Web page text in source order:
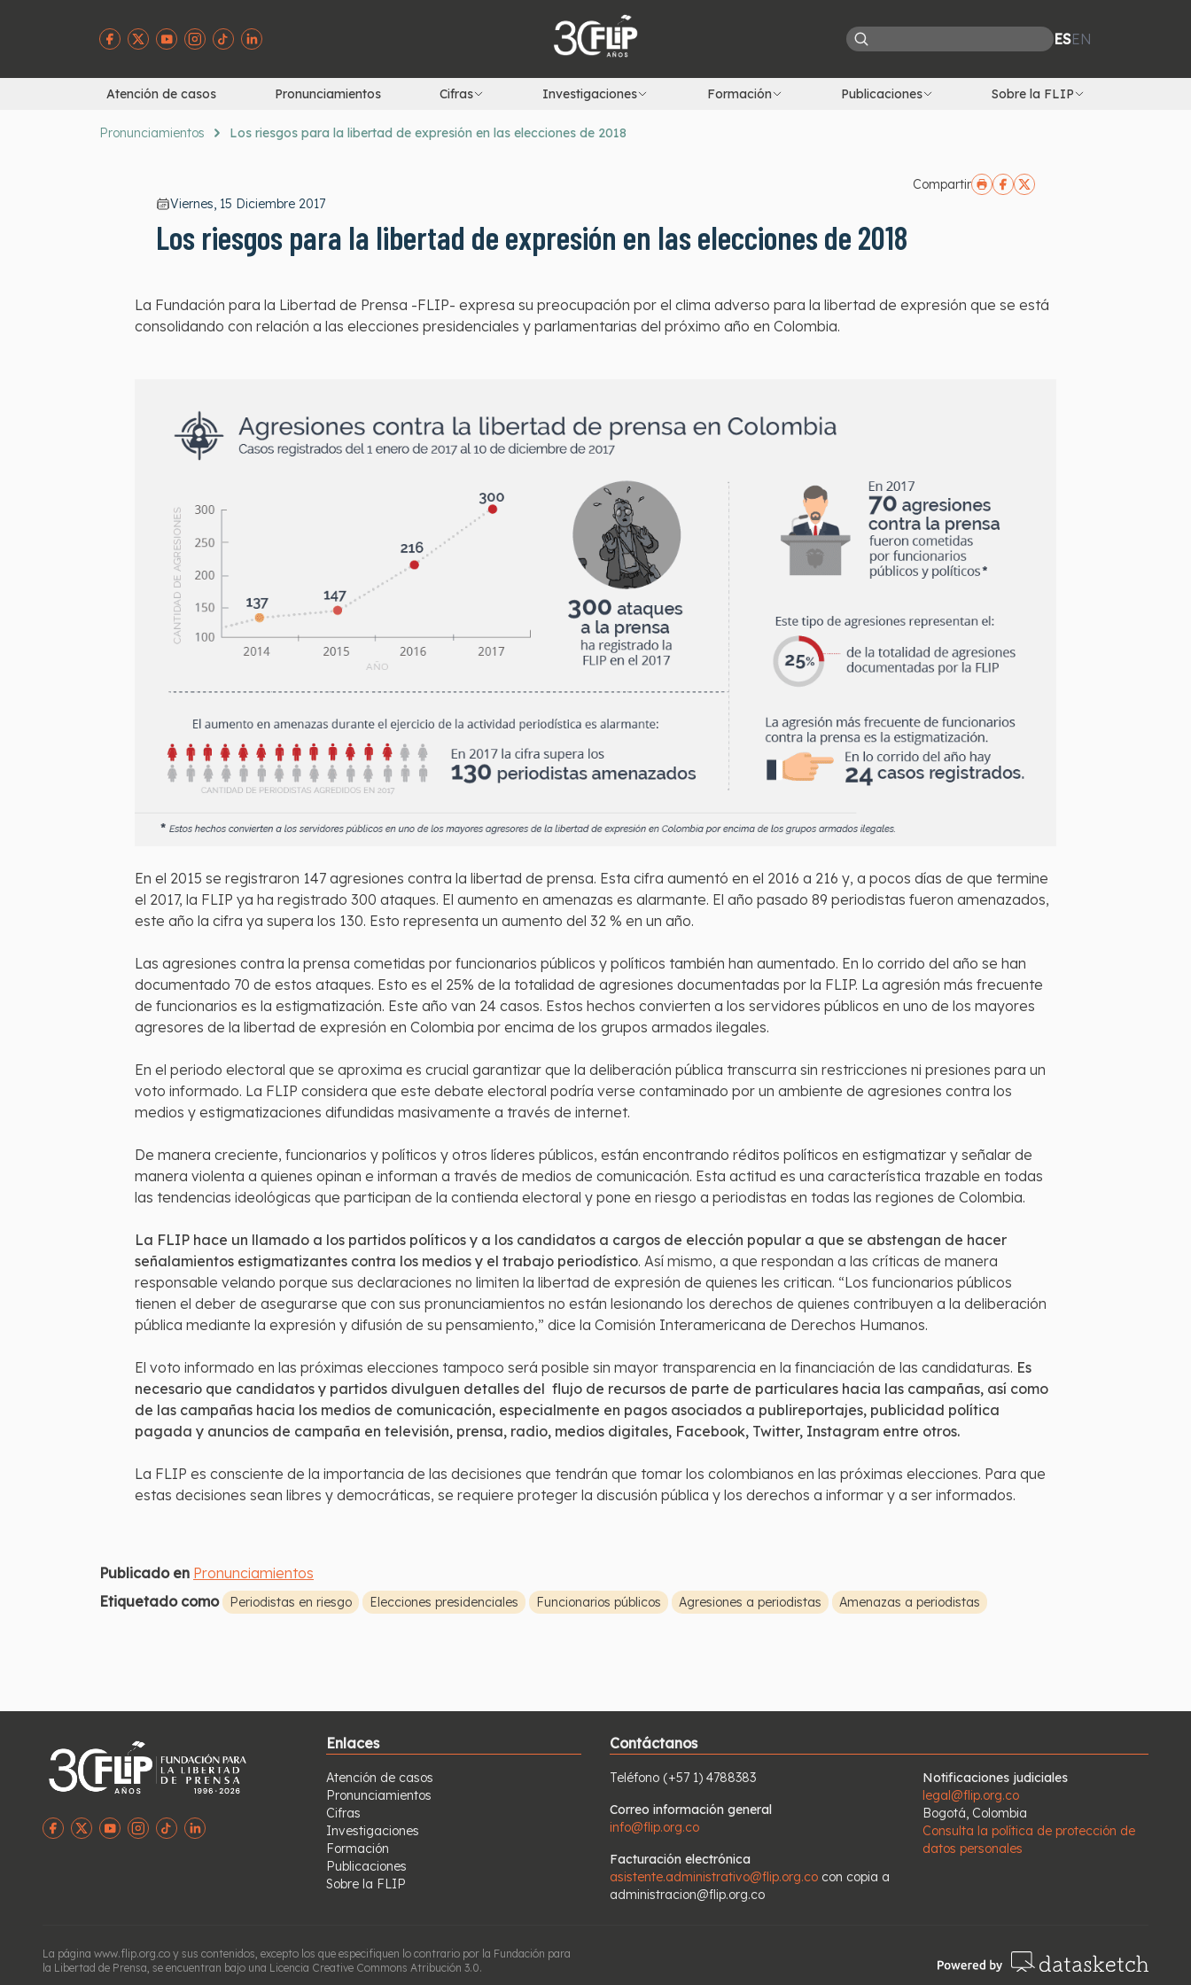
ESEN
Atención de casos Pronunciamientos Cifras Investigaciones Formación Publicaciones Sobre la FLIP
Pronunciamientos Los riesgos para la libertad de expresión en las elecciones de 2018
Compartir
Viernes, 15 Diciembre 2017
Los riesgos para la libertad de expresión en las elecciones de 2018
La Fundación para la Libertad de Prensa -FLIP- expresa su preocupación por el clima adverso para la libertad de expresión que se está
consolidando con relación a las elecciones presidenciales y parlamentarias del próximo año en Colombia.
En el 2015 se registraron 147 agresiones contra la libertad de prensa. Esta cifra aumentó en el 2016 a 216 y, a pocos días de que termine
el 2017, la FLIP ya ha registrado 300 ataques. El aumento en amenazas es alarmante. El año pasado 89 periodistas fueron amenazados,
este año la cifra ya supera los 130. Esto representa un aumento del 32 % en un año.
Las agresiones contra la prensa cometidas por funcionarios públicos y políticos también han aumentado. En lo corrido del año se han
documentado 70 de estos ataques. Esto es el 25% de la totalidad de agresiones documentadas por la FLIP. La agresión más frecuente
de funcionarios es la estigmatización. Este año van 24 casos. Estos hechos convierten a los servidores públicos en uno de los mayores
agresores de la libertad de expresión en Colombia por encima de los grupos armados ilegales.
En el periodo electoral que se aproxima es crucial garantizar que la deliberación pública transcurra sin restricciones ni presiones para un
voto informado. La FLIP considera que este debate electoral podría verse contaminado por un ambiente de agresiones contra los
medios y estigmatizaciones difundidas masivamente a través de internet.
De manera creciente, funcionarios y políticos y otros líderes públicos, están encontrando réditos políticos en estigmatizar y señalar de
manera violenta a quienes opinan e informan a través de medios de comunicación. Esta actitud es una característica trazable en todas
las tendencias ideológicas que participan de la contienda electoral y pone en riesgo a periodistas en todas las regiones de Colombia.
La FLIP hace un llamado a los partidos políticos y a los candidatos a cargos de elección popular a que se abstengan de hacer
señalamientos estigmatizantes contra los medios y el trabajo periodístico. Así mismo, a que respondan a las críticas de manera
responsable velando porque sus declaraciones no limiten la libertad de expresión de quienes les critican. “Los funcionarios públicos
tienen el deber de asegurarse que con sus pronunciamientos no están lesionando los derechos de quienes contribuyen a la deliberación
pública mediante la expresión y difusión de su pensamiento,” dice la Comisión Interamericana de Derechos Humanos.
El voto informado en las próximas elecciones tampoco será posible sin mayor transparencia en la financiación de las candidaturas. Es
necesario que candidatos y partidos divulguen detalles del flujo de recursos de parte de particulares hacia las campañas, así como
de las campañas hacia los medios de comunicación, especialmente en pagos asociados a publireportajes, publicidad política
pagada y anuncios de campaña en televisión, prensa, radio, medios digitales, Facebook, Twitter, Instagram entre otros.
La FLIP es consciente de la importancia de las decisiones que tendrán que tomar los colombianos en las próximas elecciones. Para que
estas decisiones sean libres y democráticas, se requiere proteger la discusión pública y los derechos a informar y a ser informados.
Publicado en Pronunciamientos
Etiquetado como
Periodistas en riesgo Elecciones presidenciales Funcionarios públicos Agresiones a periodistas Amenazas a periodistas
Enlaces
Atención de casos
Pronunciamientos
Cifras
Investigaciones
Formación
Publicaciones
Sobre la FLIP
Contáctanos
Teléfono (+57 1) 4788383
Correo información general
info@flip.org.co
Facturación electrónica
asistente.administrativo@flip.org.co con copia a
administracion@flip.org.co
Notificaciones judiciales
legal@flip.org.co
Bogotá, Colombia
Consulta la política de protección de
datos personales
La página www.flip.org.co y sus contenidos, excepto los que especifiquen lo contrario por la Fundación para
la Libertad de Prensa, se encuentran bajo una Licencia Creative Commons Atribución 3.0.